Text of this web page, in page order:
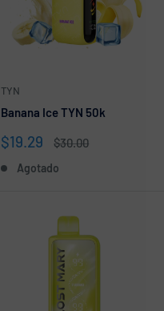
TYN
Banana Ice TYN 50k
Precio
venta
$19.29
Precio
$30.00
Agotado